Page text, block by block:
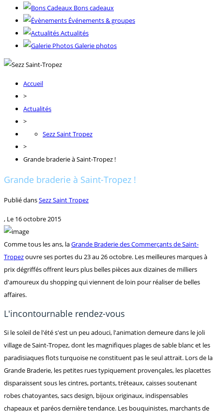
Bons cadeaux
Événements & groupes
Actualités
Galerie photos
Accueil
>
Actualités
>
Sezz Saint Tropez
>
Grande braderie à Saint-Tropez !
Grande braderie à Saint-Tropez !
Publié dansSezz Saint Tropez
, Le 16 octobre 2015
Comme tous les ans, laGrande Braderie des Commerçants de Saint-
Tropezouvre ses portes du 23 au 26 octobre. Les meilleures marques à
prix dégriffés offrent leurs plus belles pièces aux dizaines de milliers
d'amoureux du shopping qui viennent de loin pour réaliser de belles
affaires.
L'incontournable rendez-vous
Si le soleil de l'été s'est un peu adouci, l'animation demeure dans le joli
village de Saint-Tropez, dont les magnifiques plages de sable blanc et les
paradisiaques flots turquoise ne constituent pas le seul attrait. Lors de la
Grande Braderie, les petites rues typiquement provençales, les placettes
disparaissent sous les cintres, portants, tréteaux, caisses soutenant
robes chatoyantes, sacs design, bijoux originaux, indispensables
chapeaux et paréos dernière tendance. Les bouquinistes, marchants de